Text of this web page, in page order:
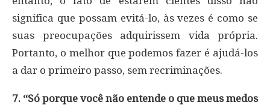
significa que possam evitá-lo, às vezes é como se
suas preocupações adquirissem vida própria.
Portanto, o melhor que podemos fazer é ajudá-los
a dar o primeiro passo, sem recriminações.
7. “Só porque você não entende o que meus medos